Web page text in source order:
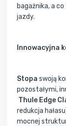
bagażnika, a
jazdy.
Innowacyjna
Stopa swoją
pozostałymi,
Thule Edge
redukcja
mocnej